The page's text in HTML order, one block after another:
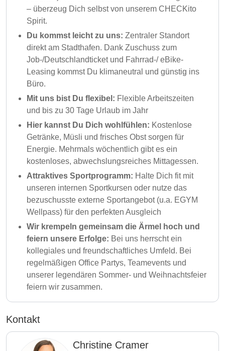
– überzeug Dich selbst von unserem CHECKito
Spirit.
Du kommst leicht zu uns: Zentraler Standort
direkt am Stadthafen. Dank Zuschuss zum
Job-/Deutschlandticket und Fahrrad-/ eBike-
Leasing kommst Du klimaneutral und günstig ins
Büro.
Mit uns bist Du flexibel: Flexible Arbeitszeiten
und bis zu 30 Tage Urlaub im Jahr
Hier kannst Du Dich wohlfühlen: Kostenlose
Getränke, Müsli und frisches Obst sorgen für
Energie. Mehrmals wöchentlich gibt es ein
kostenloses, abwechslungsreiches Mittagessen.
Attraktives Sportprogramm: Halte Dich fit mit
unseren internen Sportkursen oder nutze das
bezuschusste externe Sportangebot (u.a. EGYM
Wellpass) für den perfekten Ausgleich
Wir krempeln gemeinsam die Ärmel hoch und
feiern unsere Erfolge: Bei uns herrscht ein
kollegiales und freundschaftliches Umfeld. Bei
regelmäßigen Office Partys, Teamevents und
unserer legendären Sommer- und Weihnachtsfeier
feiern wir zusammen.
Kontakt
Christine Cramer